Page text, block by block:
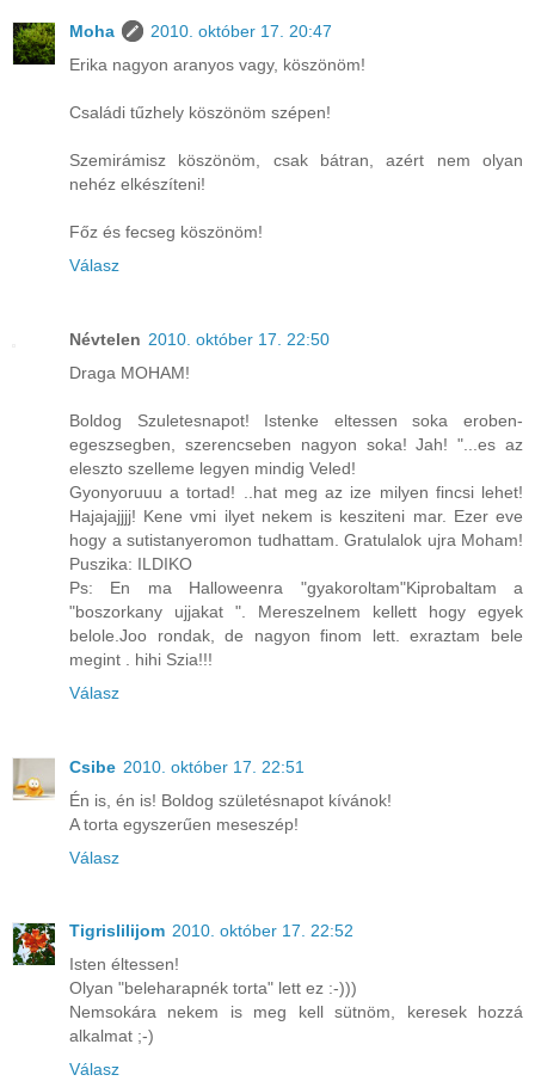
Moha
2010. október 17. 20:47
Erika nagyon aranyos vagy, köszönöm!
Családi tűzhely köszönöm szépen!
Szemirámisz köszönöm, csak bátran, azért nem olyan
nehéz elkészíteni!
Főz és fecseg köszönöm!
Válasz
Névtelen 2010. október 17. 22:50
Draga MOHAM!
Boldog Szuletesnapot! Istenke eltessen soka eroben-
egeszsegben, szerencseben nagyon soka! Jah! "...es az
eleszto szelleme legyen mindig Veled!
Gyonyoruuu a tortad! ..hat meg az ize milyen fincsi lehet!
Hajajajjjj! Kene vmi ilyet nekem is kesziteni mar. Ezer eve
hogy a sutistanyeromon tudhattam. Gratulalok ujra Moham!
Puszika: ILDIKO
Ps: En ma Halloweenra "gyakoroltam"Kiprobaltam a
"boszorkany ujjakat ". Mereszelnem kellett hogy egyek
belole.Joo rondak, de nagyon finom lett. exraztam bele
megint . hihi Szia!!!
Válasz
Csibe 2010. október 17. 22:51
Én is, én is! Boldog születésnapot kívánok!
A torta egyszerűen meseszép!
Válasz
Tigrislilijom 2010. október 17. 22:52
Isten éltessen!
Olyan "beleharapnék torta" lett ez :-)))
Nemsokára nekem is meg kell sütnöm, keresek hozzá
alkalmat ;-)
Válasz